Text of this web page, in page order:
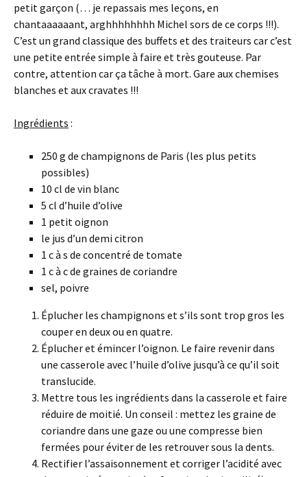
petit garçon (… je repassais mes leçons, en
chantaaaaaant, arghhhhhhhh Michel sors de ce corps !!!).
C’est un grand classique des buffets et des traiteurs car c’est
une petite entrée simple à faire et très gouteuse. Par
contre, attention car ça tâche à mort. Gare aux chemises
blanches et aux cravates !!!
Ingrédients :
250 g de champignons de Paris (les plus petits
possibles)
10 cl de vin blanc
5 cl d’huile d’olive
1 petit oignon
le jus d’un demi citron
1 c à s de concentré de tomate
1 c à c de graines de coriandre
sel, poivre
Éplucher les champignons et s’ils sont trop gros les
couper en deux ou en quatre.
Éplucher et émincer l’oignon. Le faire revenir dans
une casserole avec l’huile d’olive jusqu’à ce qu’il soit
translucide.
Mettre tous les ingrédients dans la casserole et faire
réduire de moitié. Un conseil : mettez les graine de
coriandre dans une gaze ou une compresse bien
fermées pour éviter de les retrouver sous la dents.
Rectifier l’assaisonnement et corriger l’acidité avec